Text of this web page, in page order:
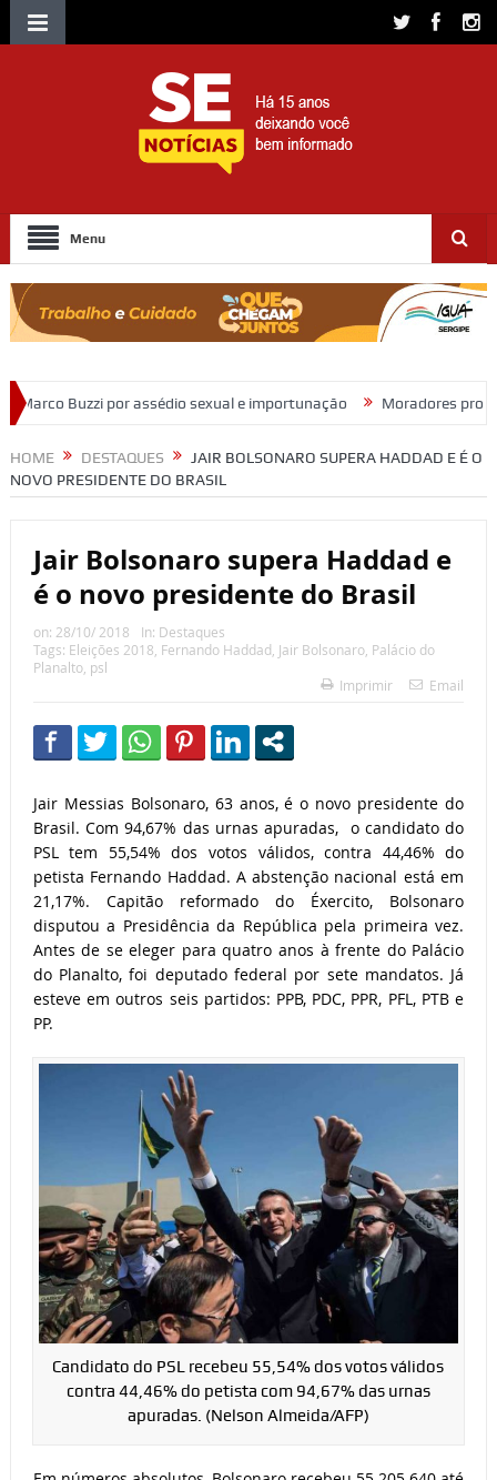
Menu
sexual e importunação Moradores protestam e cobram
HOME DESTAQUES
JAIR BOLSONARO SUPERA HADDAD E É O
NOVO PRESIDENTE DO BRASIL
Jair Bolsonaro supera Haddad e
é o novo presidente do Brasil
on: 28/10/ 2018 In: Destaques
Tags: Eleições 2018, Fernando Haddad, Jair Bolsonaro, Palácio do
Planalto, psl
Imprimir
Email
Jair Messias Bolsonaro, 63 anos, é o novo presidente do
Brasil. Com 94,67% das urnas apuradas, o candidato do
PSL tem 55,54% dos votos válidos, contra 44,46% do
petista Fernando Haddad. A abstenção nacional está em
21,17%. Capitão reformado do Éxercito, Bolsonaro
disputou a Presidência da República pela primeira vez.
Antes de se eleger para quatro anos à frente do Palácio
do Planalto, foi deputado federal por sete mandatos. Já
esteve em outros seis partidos: PPB, PDC, PPR, PFL, PTB e
PP.
Candidato do PSL recebeu 55,54% dos votos válidos
contra 44,46% do petista com 94,67% das urnas
apuradas. (Nelson Almeida/AFP)